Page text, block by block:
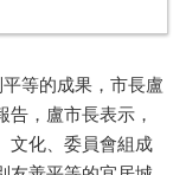
等的成果，市長盧
，盧市長表示，
文化、委員會組成